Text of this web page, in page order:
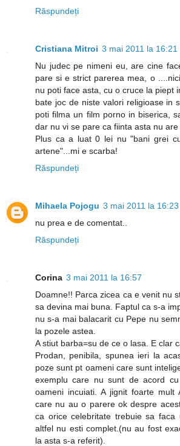
Răspundeți
Cristiana Mitroi 3 mai 2011 la 16:21
Nu judec pe nimeni eu, are cine
pare si e strict parerea mea, o
nu poti face asta, cu o cruce la piept
bate joc de niste valori religioase in
poti filma un film porno in biserica,
dar nu vi se pare ca fiinta asta nu
Plus ca a luat 0 lei nu "bani grei
artene"...mi e scarba!
Răspundeți
Mihaela Pojogu 3 mai 2011 la 16:23
nu prea e de comentat..
Răspundeți
Corina 3 mai 2011 la 16:57
Doamne!! Parca zicea ca e venit nu
sa devina mai buna. Faptul ca s-a
nu s-a mai balacarit cu Pepe nu
la pozele astea.
A stiut barba=su de ce o lasa. E clar
Prodan, penibila, spunea ieri la
poze sunt pt oameni care sunt
exemplu care nu sunt de acord
oameni incuiati. A jignit foarte mult
care nu au o parere ok despre
ca orice celebritate trebuie sa
altfel nu esti complet.(nu au fost
la asta s-a referit).